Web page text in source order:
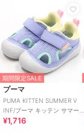
お手入れ
特徴
期間限定SALE
プーマ
PUMA KITTEN SUMMER V
INF/プーマ キッテン サマー
V インファント
¥1,716